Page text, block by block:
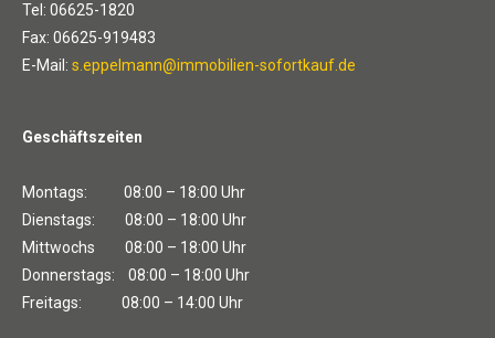
Tel: 06625-1820
Fax: 06625-919483
E-Mail: s.eppelmann@immobilien-sofortkauf.de
Geschäftszeiten
Montags: 08:00 – 18:00 Uhr
Dienstags: 08:00 – 18:00 Uhr
Mittwochs 08:00 – 18:00 Uhr
Donnerstags: 08:00 – 18:00 Uhr
Freitags: 08:00 – 14:00 Uhr